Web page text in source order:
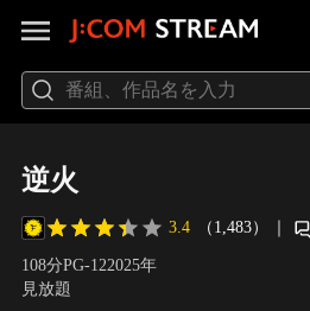
逆火
3.4 （1,483） ｜
108分PG-122025年
見放題